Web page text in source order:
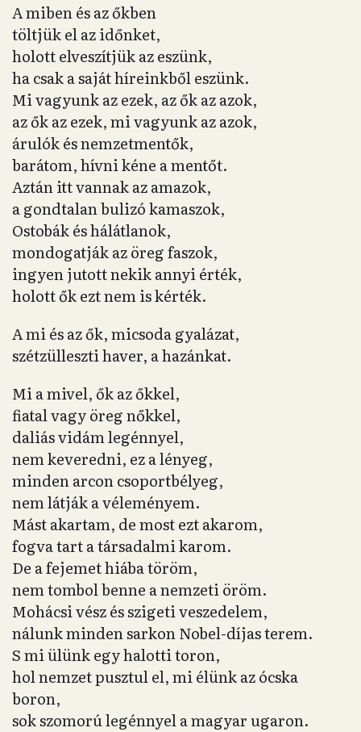
A miben és az őkben
töltjük el az időnket,
holott elveszítjük az eszünk,
ha csak a saját híreinkből eszünk.
Mi vagyunk az ezek, az ők az azok,
az ők az ezek, mi vagyunk az azok,
árulók és nemzetmentők,
barátom, hívni kéne a mentőt.
Aztán itt vannak az amazok,
a gondtalan bulizó kamaszok,
Ostobák és hálátlanok,
mondogatják az öreg faszok,
ingyen jutott nekik annyi érték,
holott ők ezt nem is kérték.
A mi és az ők, micsoda gyalázat,
szétzülleszti haver, a hazánkat.
Mi a mivel, ők az őkkel,
fiatal vagy öreg nőkkel,
daliás vidám legénnyel,
nem keveredni, ez a lényeg,
minden arcon csoportbélyeg,
nem látják a véleményem.
Mást akartam, de most ezt akarom,
fogva tart a társadalmi karom.
De a fejemet hiába töröm,
nem tombol benne a nemzeti öröm.
Mohácsi vész és szigeti veszedelem,
nálunk minden sarkon Nobel-díjas terem.
S mi ülünk egy halotti toron,
hol nemzet pusztul el, mi élünk az ócska
boron,
sok szomorú legénnyel a magyar ugaron.